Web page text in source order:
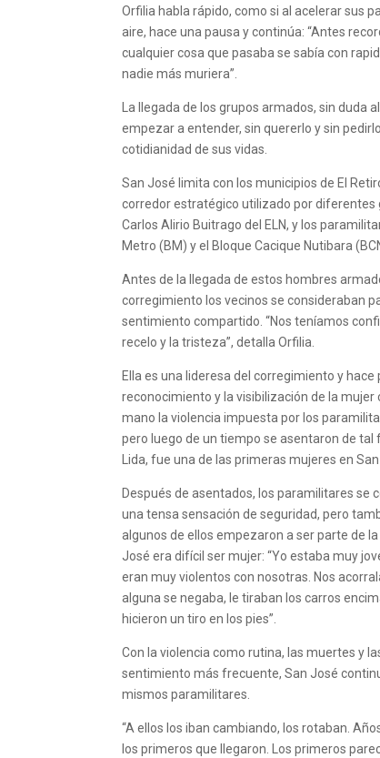
Orfilia habla rápido, como si al acelerar sus
aire, hace una pausa y continúa: “Antes
cualquier cosa que pasaba se sabía con
nadie más muriera”.
La llegada de los grupos armados, sin duda
empezar a entender, sin quererlo y sin
cotidianidad de sus vidas.
San José limita con los municipios de El
corredor estratégico utilizado por diferentes
Carlos Alirio Buitrago del ELN, y los
Metro (BM) y el Bloque Cacique Nutibara
Antes de la llegada de estos hombres
corregimiento los vecinos se consideraban
sentimiento compartido. “Nos teníamos
recelo y la tristeza”, detalla Orfilia.
Ella es una lideresa del corregimiento y
reconocimiento y la visibilización de la
mano la violencia impuesta por los
pero luego de un tiempo se asentaron de
Lida, fue una de las primeras mujeres en
Después de asentados, los paramilitares
una tensa sensación de seguridad, pero
algunos de ellos empezaron a ser parte de
José era difícil ser mujer: “Yo estaba muy
eran muy violentos con nosotras. Nos
alguna se negaba, le tiraban los carros
hicieron un tiro en los pies”.
Con la violencia como rutina, las muertes y
sentimiento más frecuente, San José
mismos paramilitares.
“A ellos los iban cambiando, los rotaban.
los primeros que llegaron. Los primeros